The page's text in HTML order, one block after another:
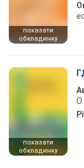
показати
обкладинку
показати
обкладинку